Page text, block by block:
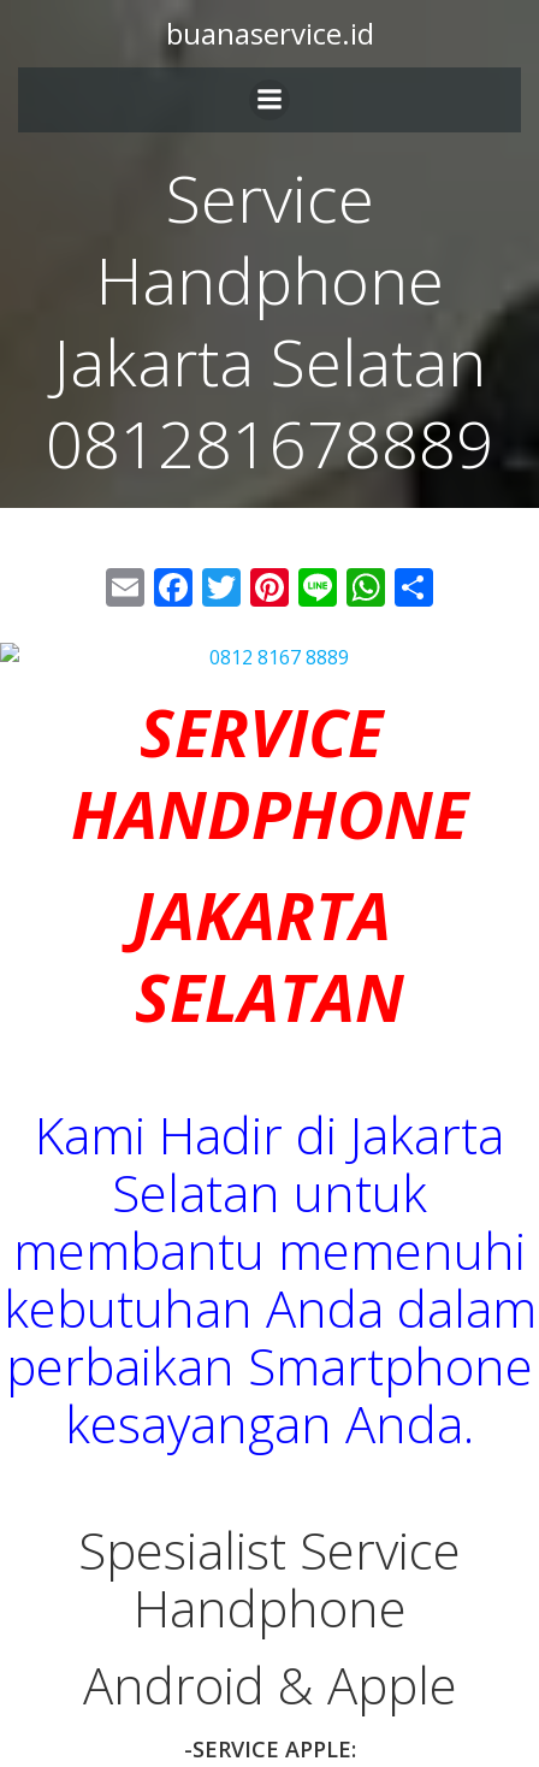
to
content
buanaservice.id
Service
Handphone
Jakarta Selatan
081281678889
EmailFacebook
Twitter
Pinterest
Line
SERVICE
HANDPHONE
JAKARTA
SELATAN
Kami Hadir di Jakarta
Selatan untuk
membantu memenuhi
kebutuhan Anda dalam
perbaikan Smartphone
kesayangan Anda.
Spesialist Service
Handphone
Android & Apple
-SERVICE APPLE: